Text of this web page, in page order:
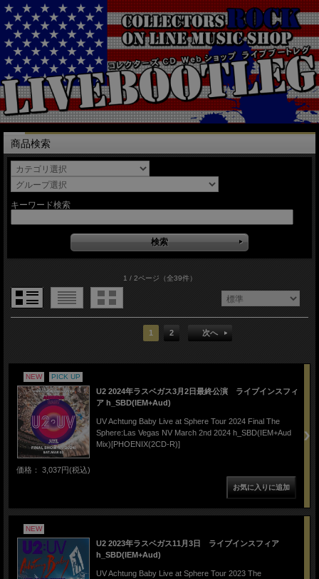
商品検索
キーワード検索
1 / 2ページ （全39件）
1 2 次へ
NEW PICK UP
U2 2024年ラスベガス3月2日最終公演 ライブインスフィ
ア h_SBD(IEM+Aud)
UV Achtung Baby Live at Sphere Tour 2024 Final The
Sphere:Las Vegas NV March 2nd 2024 h_SBD(IEM+Aud
Mix)[PHOENIX(2CD-R)]
価格： 3,037円(税込)
NEW
U2 2023年ラスベガス11月3日 ライブインスフィア
h_SBD(IEM+Aud)
UV Achtung Baby Live at Sphere Tour 2023 The